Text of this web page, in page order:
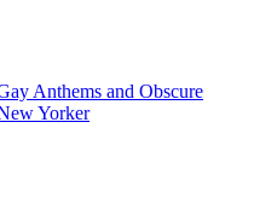
Anthems and Obscure
Yorker